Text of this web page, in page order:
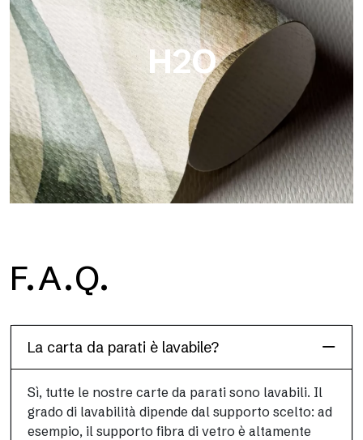
colori saturi.
H2O
H2O è la carta da parati per bagno in fibra di vetro
impermeabile, ideale per box doccia e ambienti umidi, con alta
F.A.Q.
La carta da parati è lavabile?
Sì, tutte le nostre carte da parati sono lavabili. Il
grado di lavabilità dipende dal supporto scelto: ad
esempio, il supporto fibra di vetro è altamente